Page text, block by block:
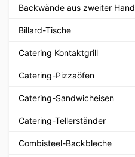
Backwände aus zweiter Hand
Billard-Tische
Catering Kontaktgrill
Catering-Pizzaöfen
Catering-Sandwicheisen
Catering-Tellerständer
Combisteel-Backbleche